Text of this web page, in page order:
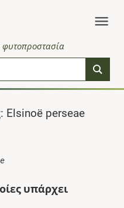
Elsinoë perseae
υπάρχει